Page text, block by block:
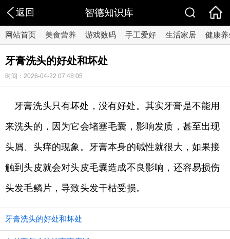
返回 智德知识库
网站首页 美食营养 游戏数码 手工爱好 生活家居 健康养
​牙膏洗头的好处和坏处
时间：2026-04-22 07:48:05
牙膏洗头只有坏处，没有好处。其实牙膏是不能用
来洗头的，因为它会堵塞毛囊，影响发质，甚至出现
头屑、头痒的现象。牙膏本身的碱性就很大，如果接
触到头皮就会对头皮毛囊造成不良影响，还容易损伤
头发毛鳞片，导致头发干枯受损。
​牙膏洗头的好处和坏处